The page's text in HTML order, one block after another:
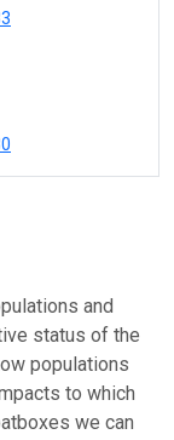
and
status of the
populations
to which
we can